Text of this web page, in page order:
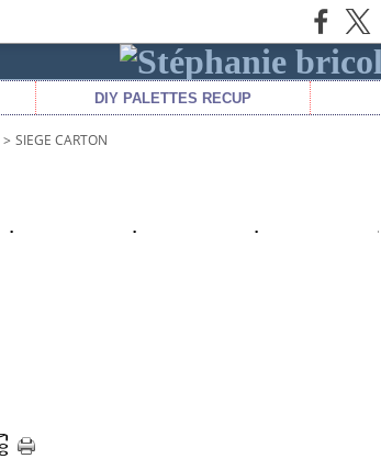
DIY PALETTES RECUP
> SIEGE CARTON